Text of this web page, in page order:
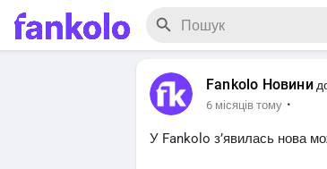
Fankolo Новини
6 місяців тому ·
У Fankolo з’явилась нова